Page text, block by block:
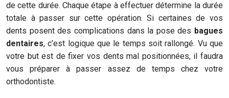
de cette durée. Chaque étape à effectuer détermine la durée
totale à passer sur cette opération. Si certaines de vos
dents posent des complications dans la pose des bagues
dentaires, c’est logique que le temps soit rallongé. Vu que
votre but est de fixer vos dents mal positionnées, il faudra
vous préparer à passer assez de temps chez votre
orthodontiste.